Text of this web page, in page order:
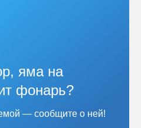
яма на
фонарь?
— сообщите о ней!